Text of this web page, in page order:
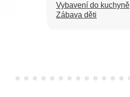
Vybavení do kuchyně
Zábava děti